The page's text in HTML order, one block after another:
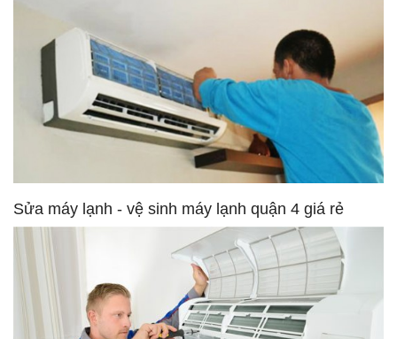
Sửa máy lạnh - vệ sinh máy lạnh quận 4 giá rẻ